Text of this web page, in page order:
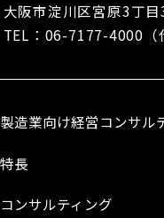
大阪市淀川区宮原3丁
TEL： 06-7177-4000
製造業向け経営コンサル
特長
コンサルティング